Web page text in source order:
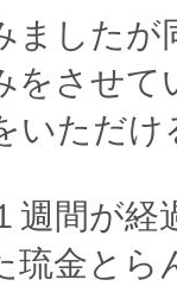
ましたが
をさせて
いただ
週間が経
琉金とら